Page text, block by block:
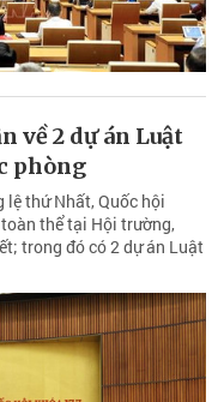
về 2 dự án Luật
phòng
thứ Nhất, Quốc hội
thể tại Hội trường,
trong đó có 2 dự án Luật